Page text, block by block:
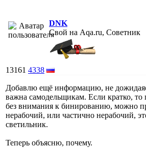
DNK
Свой на Aqa.ru, Советник
13161 4338
Добавлю ещё информацию, не
важна самодельщикам. Если кратко, то
без внимания к бинированию, можно
нерабочий, или частично нерабочий,
светильник.
Теперь объясню, почему.